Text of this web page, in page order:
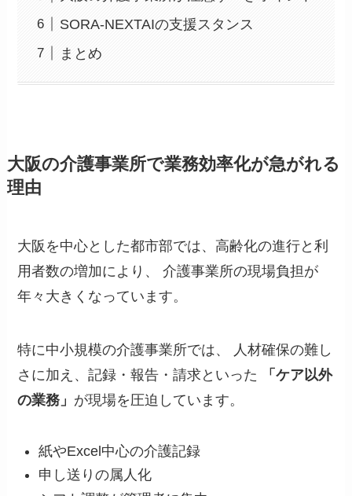
SORA-NEXTAIの支援スタンス
まとめ
大阪の介護事業所で業務効率化が急がれる
理由
大阪を中心とした都市部では、高齢化の進行と利
用者数の増加により、 介護事業所の現場負担が
年々大きくなっています。
特に中小規模の介護事業所では、 人材確保の難し
さに加え、記録・報告・請求といった
「ケア以外
の業務」 が現場を圧迫しています。
紙やExcel中心の介護記録
申し送りの属人化